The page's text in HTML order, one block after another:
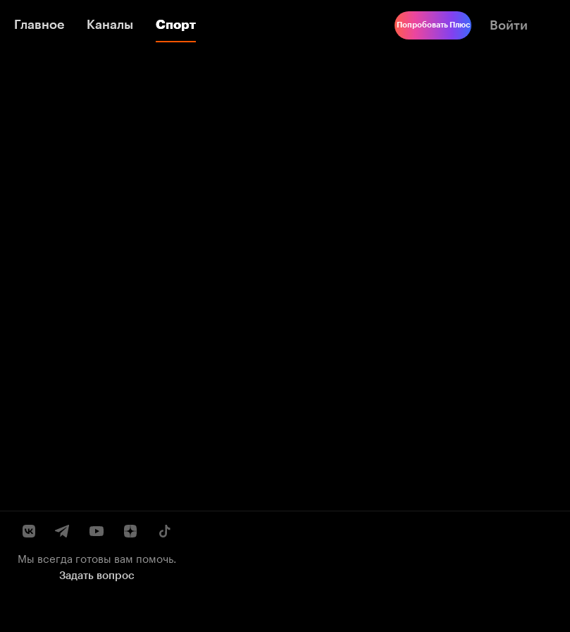
Главное Каналы Спорт
Главное Каналы Спорт Попробовать Плюс Войти
Мы всегда готовы вам помочь.
Задать вопрос